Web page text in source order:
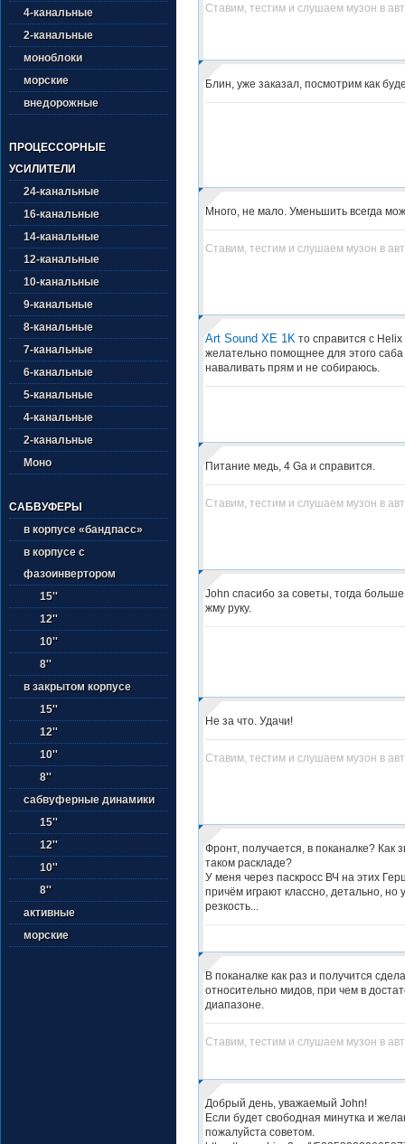
4-канальные
2-канальные
моноблоки
морские
внедорожные
ПРОЦЕССОРНЫЕ
УСИЛИТЕЛИ
24-канальные
16-канальные
14-канальные
12-канальные
10-канальные
9-канальные
8-канальные
7-канальные
6-канальные
5-канальные
4-канальные
2-канальные
Моно
САБВУФЕРЫ
в корпусе «бандпасс»
в корпусе с
фазоинвертором
15''
12''
10''
8''
в закрытом корпусе
15''
12''
10''
8''
сабвуферные динамики
15''
12''
10''
8''
активные
морские
Ставим, тестим и слушаем музон в
Блин, уже заказал, посмотрим как
Много, не мало. Уменьшить всегда
Ставим, тестим и слушаем музон в
Art Sound XE 1Kто справится с
желательно помощнее для этого
наваливать прям и не собираюсь.
Питание медь, 4 Ga и справится.
Ставим, тестим и слушаем музон в
John спасибо за советы, тогда
жму руку.
Не за что. Удачи!
Ставим, тестим и слушаем музон в
Фронт, получается, в поканалке? Как
таком раскладе?
У меня через паскросс ВЧ на этих
причём играют классно, детально, но
резкость...
В поканалке как раз и получится
относительно мидов, при чем в
диапазоне.
Ставим, тестим и слушаем музон в
Добрый день, уважаемый John!
Если будет свободная минутка и
пожалуйста советом.